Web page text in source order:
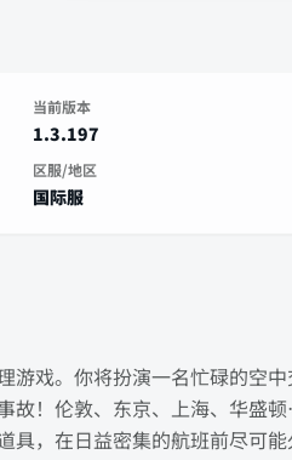
当前版本
1.3.197
区服/地区
国际服
游戏。你将扮演一名忙碌的空
故！伦敦、东京、上海、华盛
，在日益密集的航班前尽可能